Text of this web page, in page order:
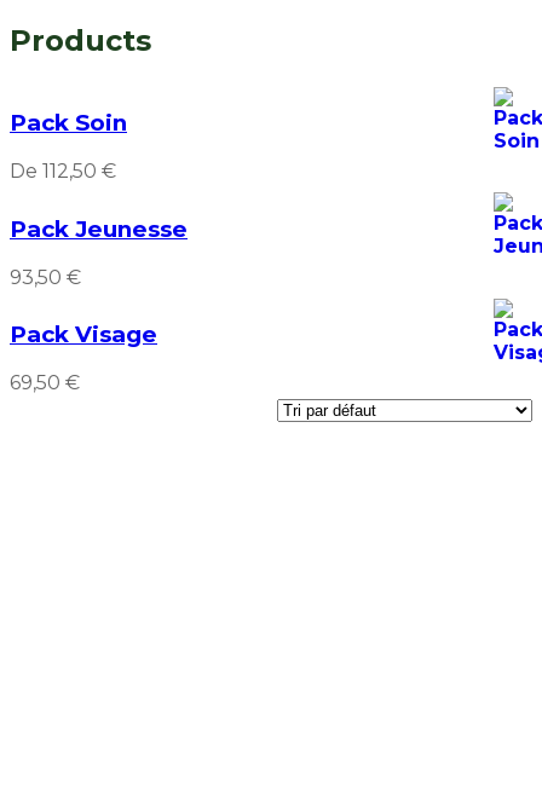
Products
Pack Soin
De 112,50 €
Pack Jeunesse
93,50 €
Pack Visage
69,50 €